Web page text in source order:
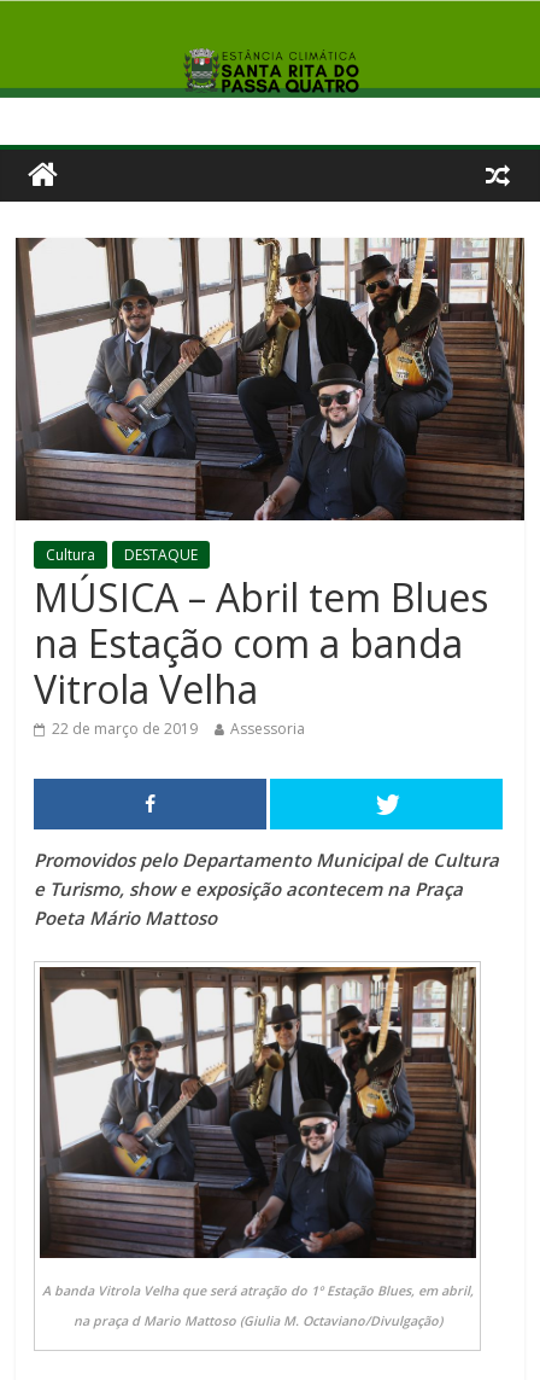
Cultura DESTAQUE
MÚSICA – Abril tem Blues
na Estação com a banda
Vitrola Velha
22 de março de 2019 Assessoria
Promovidos pelo Departamento Municipal de Cultura
e Turismo, show e exposição acontecem na Praça
Poeta Mário Mattoso
A banda Vitrola Velha que será atração do 1º Estação Blues, em abril,
na praça d Mario Mattoso (Giulia M. Octaviano/Divulgação)